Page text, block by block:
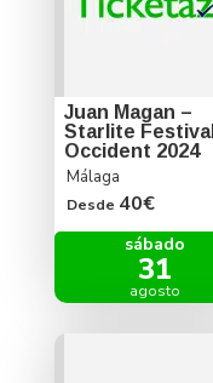
Juan Magan –
Starlite Festival
Occident 2024
Málaga
Desde 40€
sábado
31
agosto